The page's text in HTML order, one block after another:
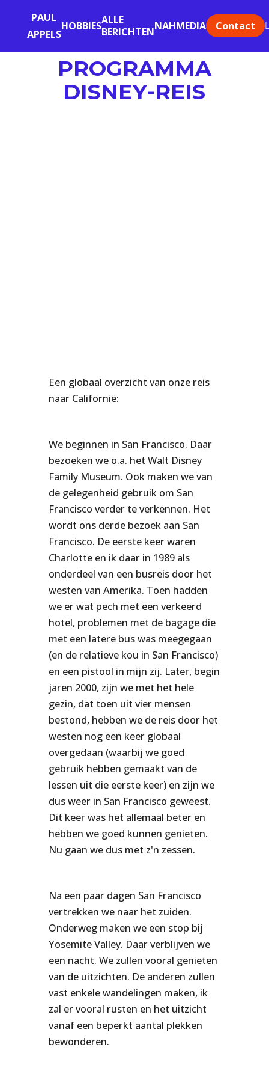
PAUL
APPELS
HOBBIESALLE
BERICHTENNAHMEDIA Contact
PROGRAMMA
DISNEY-REIS
Een globaal overzicht van onze reis
naar Californië:
We beginnen in San Francisco. Daar
bezoeken we o.a. het Walt Disney
Family Museum. Ook maken we van
de gelegenheid gebruik om San
Francisco verder te verkennen. Het
wordt ons derde bezoek aan San
Francisco. De eerste keer waren
Charlotte en ik daar in 1989 als
onderdeel van een busreis door het
westen van Amerika. Toen hadden
we er wat pech met een verkeerd
hotel, problemen met de bagage die
met een latere bus was meegegaan
(en de relatieve kou in San Francisco)
en een pistool in mijn zij. Later, begin
jaren 2000, zijn we met het hele
gezin, dat toen uit vier mensen
bestond, hebben we de reis door het
westen nog een keer globaal
overgedaan (waarbij we goed
gebruik hebben gemaakt van de
lessen uit die eerste keer) en zijn we
dus weer in San Francisco geweest.
Dit keer was het allemaal beter en
hebben we goed kunnen genieten.
Nu gaan we dus met z'n zessen.
Na een paar dagen San Francisco
vertrekken we naar het zuiden.
Onderweg maken we een stop bij
Yosemite Valley. Daar verblijven we
een nacht. We zullen vooral genieten
van de uitzichten. De anderen zullen
vast enkele wandelingen maken, ik
zal er vooral rusten en het uitzicht
vanaf een beperkt aantal plekken
bewonderen.